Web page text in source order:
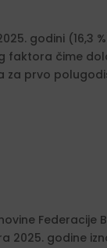
godini (16,3
faktora čime
za prvo
Federacije
godine